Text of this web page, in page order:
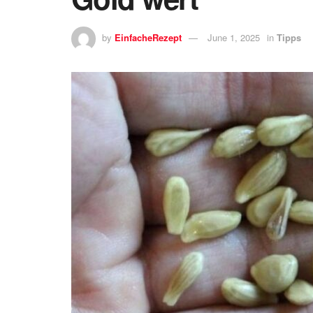
by EinfacheRezept June 1, 2025 in Tipps